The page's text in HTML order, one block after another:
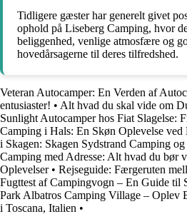
Tidligere gæster har generelt givet
ophold på Liseberg Camping, hvor
beliggenhed, venlige atmosfære og
hovedårsagerne til deres tilfredshed.
Veteran Autocamper: En Verden af
entusiaster! • Alt hvad du skal vide om
Sunlight Autocamper hos Fiat Slagelse:
Camping i Hals: En Skøn Oplevelse ved
i Skagen: Skagen Sydstrand Camping
Camping med Adresse: Alt hvad du bør
Oplevelser• Rejseguide: Færgeruten
Fugttest af Campingvogn – En Guide til
Park Albatros Camping Village – Oplev
i Toscana, Italien •